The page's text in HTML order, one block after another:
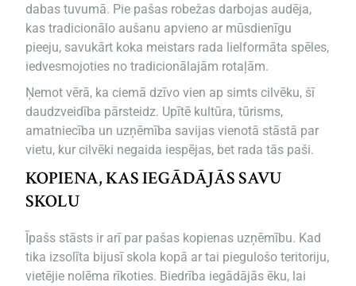
dabas tuvumā. Pie pašas robežas darbojas audēja,
kas tradicionālo aušanu apvieno ar mūsdienīgu
pieeju, savukārt koka meistars rada lielformāta spēles,
iedvesmojoties no tradicionālajām rotaļām.
Ņemot vērā, ka ciemā dzīvo vien ap simts cilvēku, šī
daudzveidība pārsteidz. Upītē kultūra, tūrisms,
amatniecība un uzņēmība savijas vienotā stāstā par
vietu, kur cilvēki negaida iespējas, bet rada tās paši.
KOPIENA, KAS IEGĀDĀJĀS SAVU
SKOLU
Īpašs stāsts ir arī par pašas kopienas uzņēmību. Kad
tika izsolīta bijusī skola kopā ar tai piegulošo teritoriju,
vietējie nolēma rīkoties. Biedrība iegādājās ēku, lai